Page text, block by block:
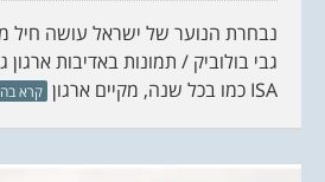
נבחרת הנוער של ישראל עושה חיל
גבי בולוביק / תמונות באדיבות
ISA כמו בכל שנה, מקיים ארגון
קרא